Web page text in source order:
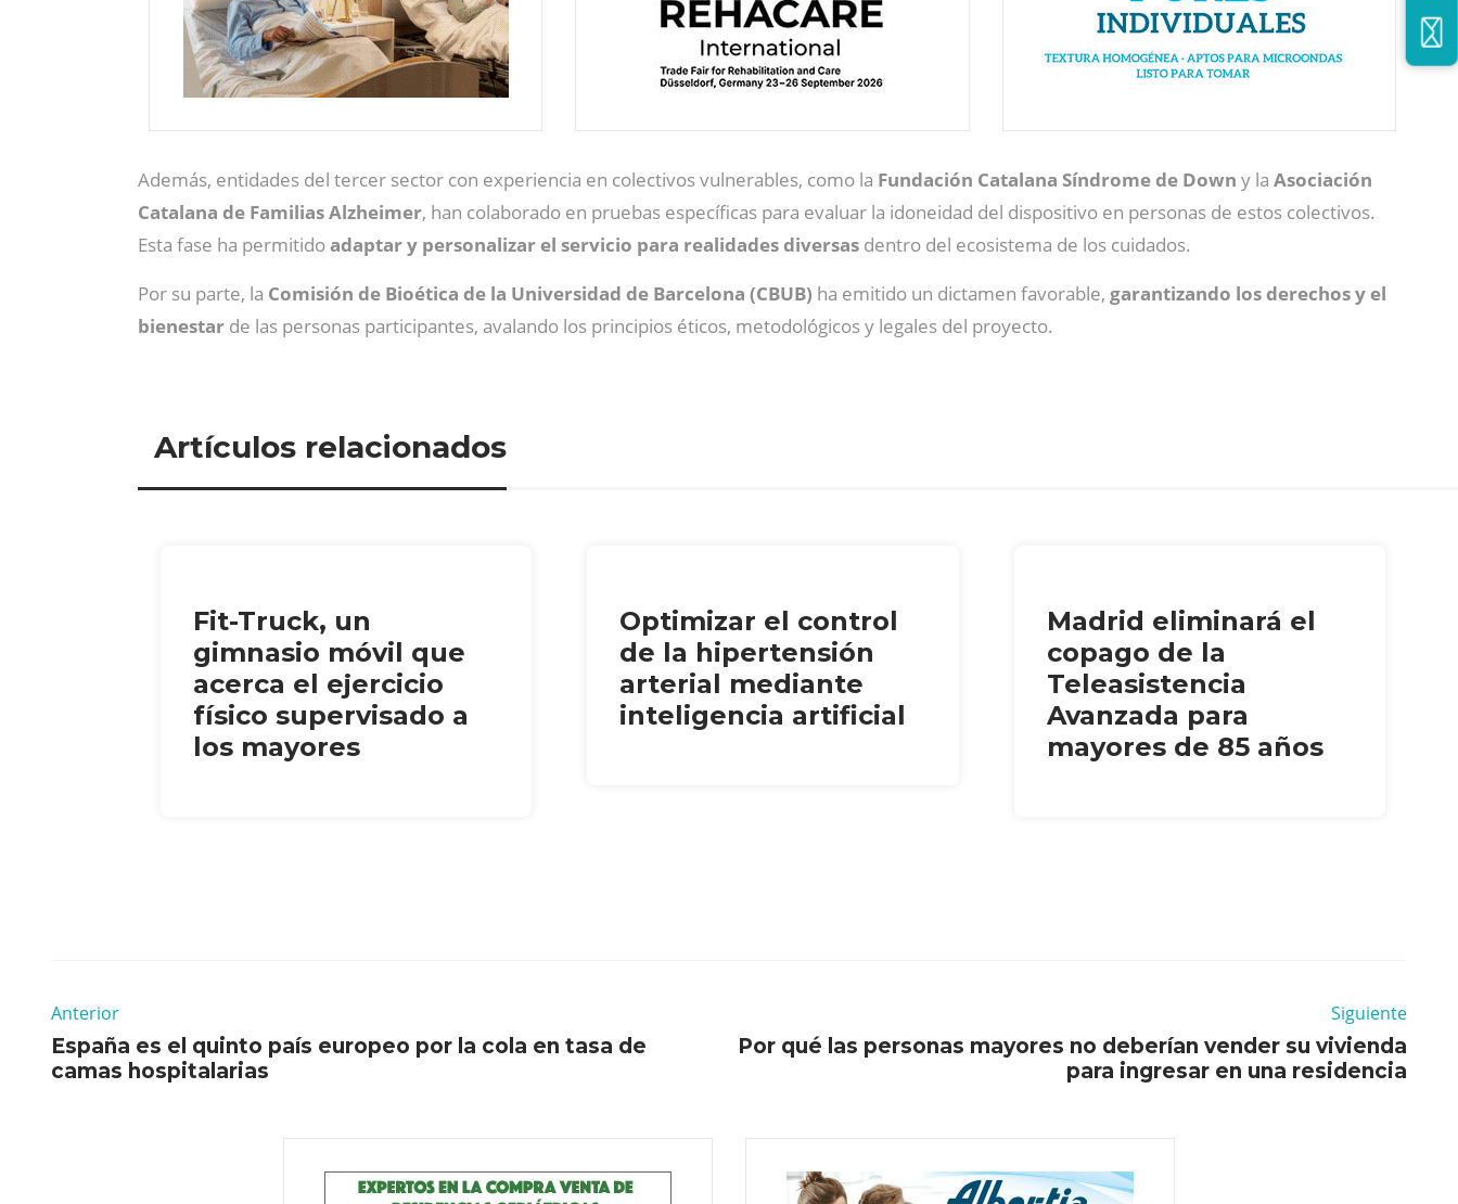
Además, entidades del tercer sector con experiencia en colectivos vulnerables, como la Fundación Catalana Síndrome de Down y la Asociación
Catalana de Familias Alzheimer, han colaborado en pruebas específicas para evaluar la idoneidad del dispositivo en personas de estos colectivos.
Esta fase ha permitidoadaptar y personalizar el servicio para realidades diversas dentro del ecosistema de los cuidados.
Por su parte, la Comisión de Bioética de la Universidad de Barcelona (CBUB) ha emitido un dictamen favorable, garantizando los derechos y el
bienestar de las personas participantes, avalando los principios éticos, metodológicos y legales del proyecto.
Artículos relacionados
Fit-Truck, un
gimnasio móvil que
acerca el ejercicio
físico supervisado a
los mayores
Optimizar el control
de la hipertensión
arterial mediante
inteligencia artificial
Madrid eliminará el
copago de la
Teleasistencia
Avanzada para
mayores de 85 años
Anterior
España es el quinto país europeo por la cola en tasa de
camas hospitalarias
Siguiente
Por qué las personas mayores no deberían vender su vivienda
para ingresar en una residencia